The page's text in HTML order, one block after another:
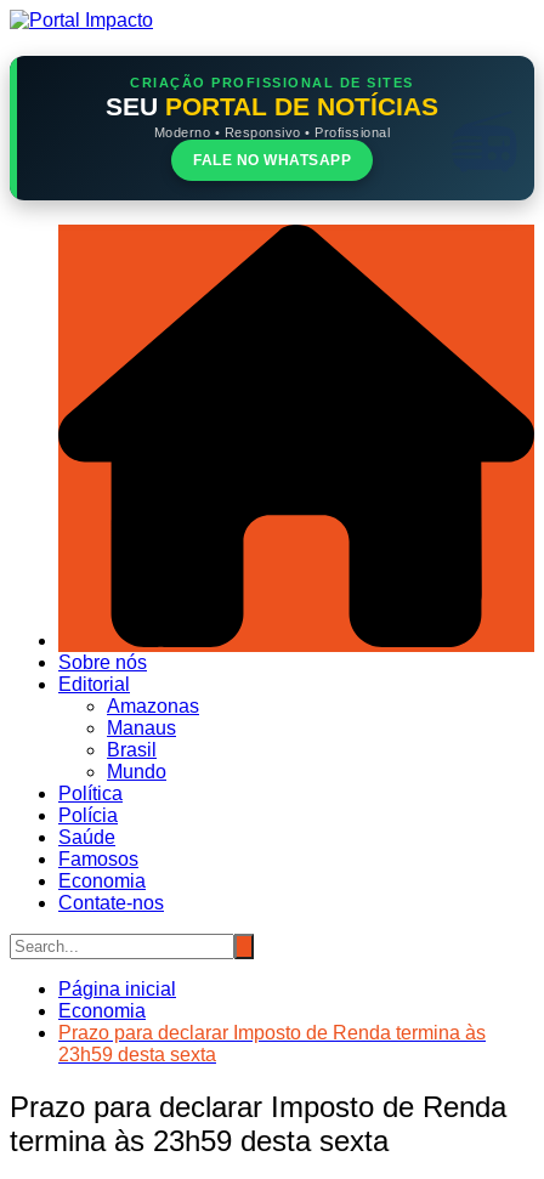
Ir
o
CRIAÇÃO PROFISSIONAL DE SITES
SEU PORTAL DE NOTÍCIAS
Moderno • Responsivo • Profissional
FALE NO WHATSAPP
Sobre nós
Editorial
Amazonas
Manaus
Brasil
Mundo
Política
Polícia
Saúde
Famosos
Economia
Contate-nos
Página inicial
Economia
Prazo para declarar Imposto de Renda termina às
23h59 desta sexta
Prazo para declarar Imposto de Renda
termina às 23h59 desta sexta